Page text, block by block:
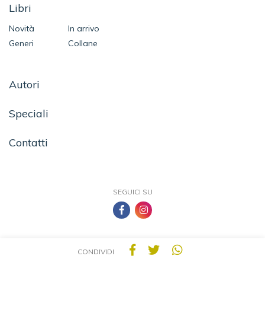
CONDIVIDI
Libri
Novità
In arrivo
Generi
Collane
Autori
Speciali
Contatti
SEGUICI SU